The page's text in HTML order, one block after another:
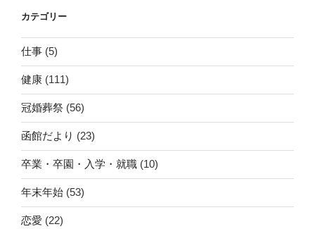
カテゴリー
仕事 (5)
健康 (111)
冠婚葬祭 (56)
函館だより (23)
卒業・卒園・入学・就職 (10)
年末年始 (53)
恋愛 (22)